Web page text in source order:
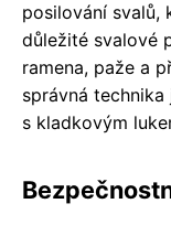
posilování svalů,
důležité svalové
ramena, paže a
správná
s kladkovým